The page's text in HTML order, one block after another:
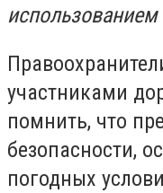
использованием
участниками
помнить, что
безопасности,
погодных